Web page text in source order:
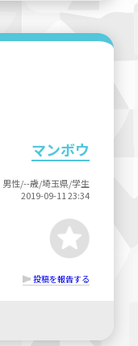
マンボウ
男性/--歳/埼玉県/学生
2019-09-11 23:34
投稿を報告する